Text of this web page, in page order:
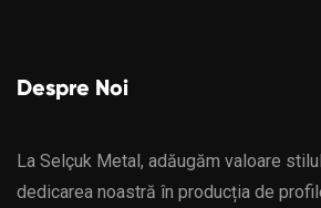
Despre Noi
La Selçuk Metal, adăugăm valoare
dedicarea noastră în producția de